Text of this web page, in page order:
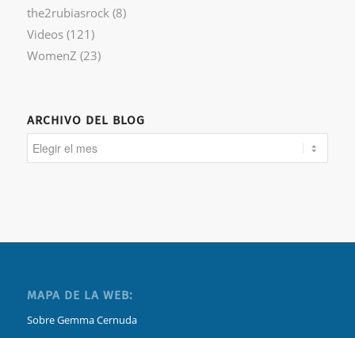
the2rubiasrock (8)
Videos(121)
WomenZ (23)
ARCHIVO DEL BLOG
MAPA DE LA WEB:
Sobre Gemma Cernuda